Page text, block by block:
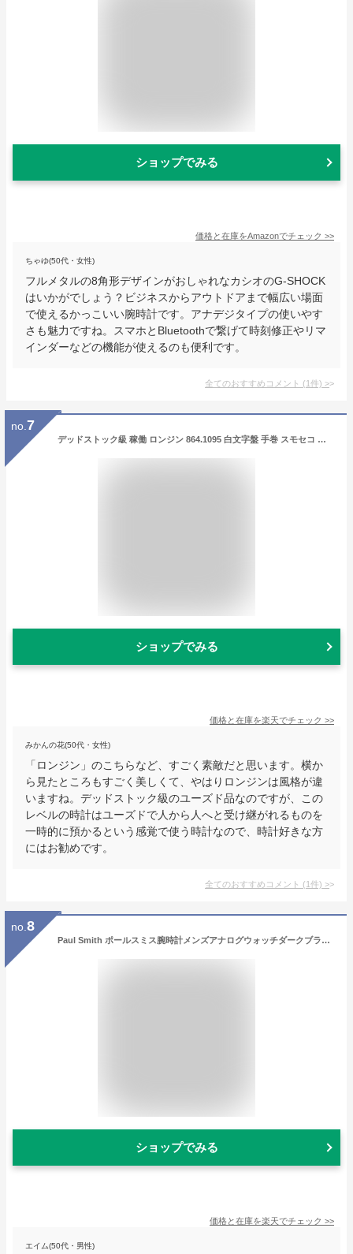
ショップでみる
価格と在庫をAmazonでチェック >>
ちゃゆ(50代・女性)
フルメタルの8角形デザインがおしゃれなカシオのG-SHOCK
はいかがでしょう？ビジネスからアウトドアまで幅広い場面
で使えるかっこいい腕時計です。アナデジタイプの使いやす
さも魅力ですね。スマホとBluetoothで繋げて時刻修正やリマ
インダーなどの機能が使えるのも便利です。
全てのおすすめコメント (1件) >
no. 7
デッドストック級 稼働 ロンジン 864.1095 白文字盤 手巻 スモセコ ヴィンテージ メンズ腕時計 NSY12887ABC 5372400 7PRT
ショップでみる
価格と在庫を楽天でチェック >>
みかんの花(50代・女性)
「ロンジン」のこちらなど、すごく素敵だと思います。横か
ら見たところもすごく美しくて、やはりロンジンは風格が違
いますね。デッドストック級のユーズド品なのですが、この
レベルの時計はユーズドで人から人へと受け継がれるものを
一時的に預かるという感覚で使う時計なので、時計好きな方
にはお勧めです。
全てのおすすめコメント (1件) >
no. 8
Paul Smith ポールスミス腕時計メンズアナログウォッチダークブラウン ネイビー ブラック ワインレッドクラシカルクロコ型押しレザーベルトダブルステッチストラップウエストミンスター宮殿 時計台390DBRWESTMINSTER190NV
ショップでみる
価格と在庫を楽天でチェック >>
エイム(50代・男性)